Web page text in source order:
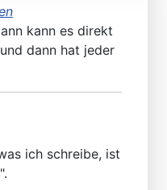
kann es direkt
dann hat jeder
ich schreibe, ist